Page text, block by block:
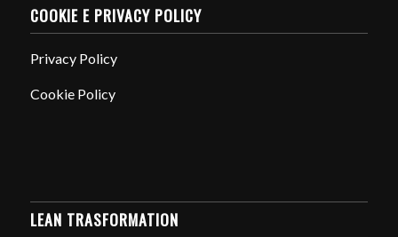
COOKIE E PRIVACY POLICY
Privacy Policy
Cookie Policy
LEAN TRASFORMATION